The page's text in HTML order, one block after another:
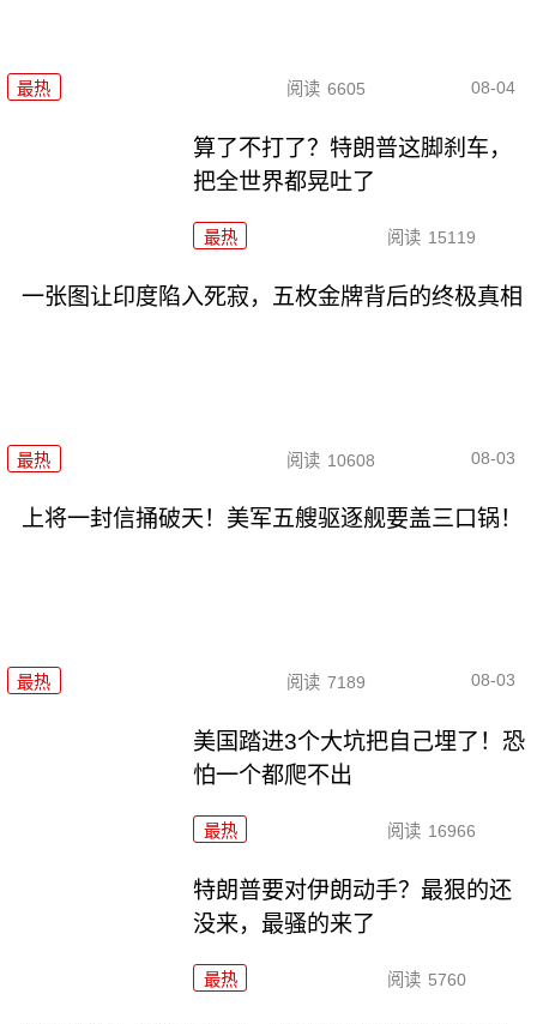
最热 阅读 6605 08-04
算了不打了？特朗普这脚刹车，
把全世界都晃吐了
最热 阅读 15119
一张图让印度陷入死寂，五枚金牌背后的终极真相
最热 阅读 10608 08-03
上将一封信捅破天！美军五艘驱逐舰要盖三口锅！
最热 阅读 7189 08-03
美国踏进3个大坑把自己埋了！恐
怕一个都爬不出
最热 阅读 16966
特朗普要对伊朗动手？最狠的还
没来，最骚的来了
最热 阅读 5760